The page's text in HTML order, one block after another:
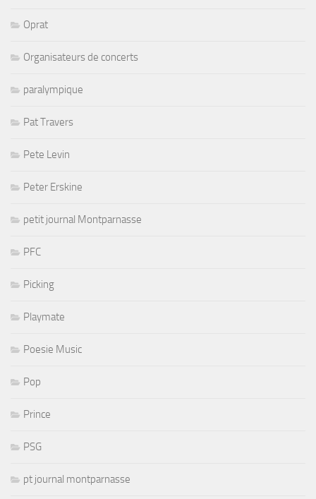
Oprat
Organisateurs de concerts
paralympique
Pat Travers
Pete Levin
Peter Erskine
petit journal Montparnasse
PFC
Picking
Playmate
Poesie Music
Pop
Prince
PSG
pt journal montparnasse